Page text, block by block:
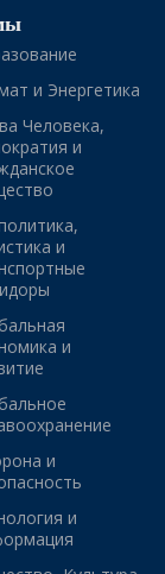
и Энергетика
Человека,
и
и
и
и
и